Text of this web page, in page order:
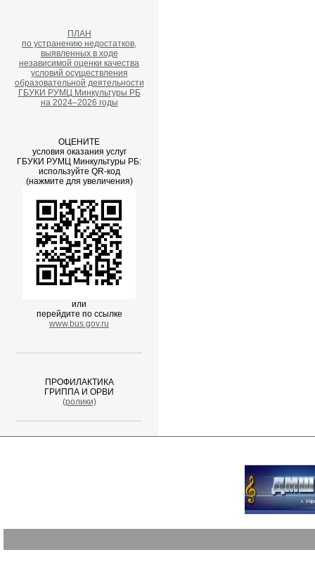
ПЛАН
по устранению недостатков,
выявленных в ходе
независимой оценки качества
условий осуществления
образовательной деятельности
ГБУКИ РУМЦ Минкультуры РБ
на 2024–2026 годы
ОЦЕНИТЕ
условия оказания услуг
ГБУКИ РУМЦ Минкультуры РБ:
используйте QR-код
(нажмите для увеличения)
или
перейдите по ссылке
www.bus.gov.ru
ПРОФИЛАКТИКА
ГРИППА И ОРВИ
(ролики)